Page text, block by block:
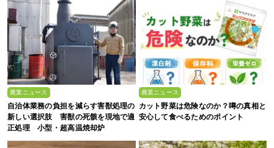
農業ニュース
自治体業務の負担を減らす害獣処理の
新しい選択肢 害獣の死骸を現地で適
正処理 小型・超高温焼却炉
『ACE0.5型』
農業ニュース
カット野菜は危険なのか？噂の真相と
安心して食べるためのポイント